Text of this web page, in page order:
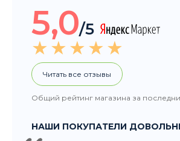
5,0/5
Читать все отзывы
Общий рейтинг магазина за
НАШИ ПОКУПАТЕЛИ